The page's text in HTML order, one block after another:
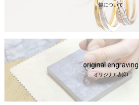
鶴について
original engraving
オリジナル刻印